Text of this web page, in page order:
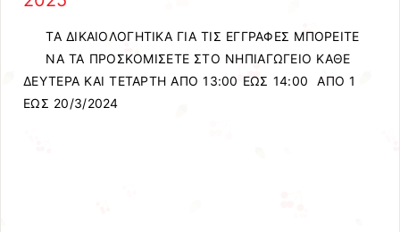
ΤΑ ΔΙΚΑΙΟΛΟΓΗΤΙΚΑ ΓΙΑ ΤΙΣ ΕΓΓΡΑΦΕΣ ΜΠΟΡΕΙΤΕ
ΝΑ ΤΑ ΠΡΟΣΚΟΜΙΣΕΤΕ ΣΤΟ ΝΗΠΙΑΓΩΓΕΙΟ ΚΑΘΕ
ΔΕΥΤΕΡΑ ΚΑΙ ΤΕΤΑΡΤΗ ΑΠΟ 13:00 ΕΩΣ 14:00 ΑΠΟ 1
ΕΩΣ 20/3/2024